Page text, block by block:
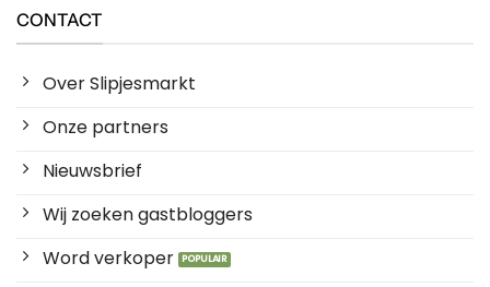
CONTACT
Over Slipjesmarkt
Onze partners
Nieuwsbrief
Wij zoeken gastbloggers
Word verkoper